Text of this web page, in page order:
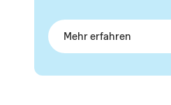
Mehr erfahren